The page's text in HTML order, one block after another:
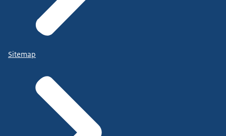
Sitemap